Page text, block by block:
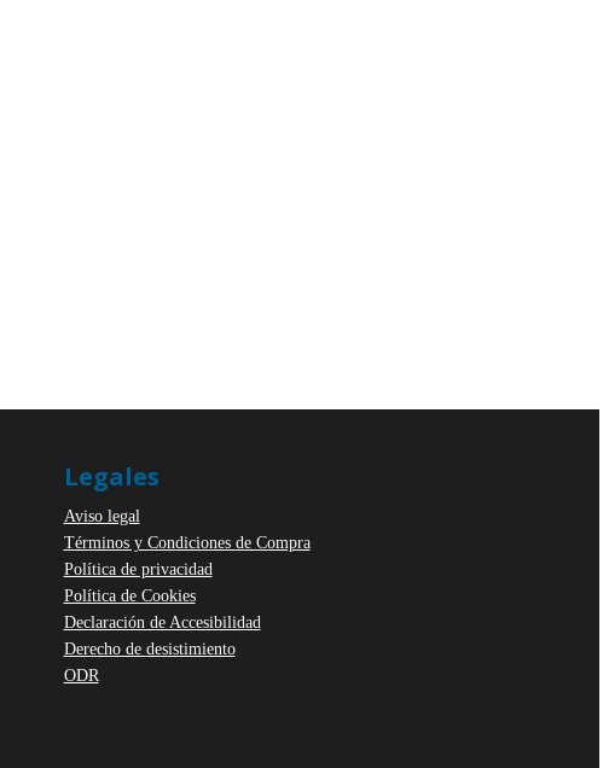
Legales
Aviso legal
Términos y Condiciones de Compra
Política de privacidad
Política de Cookies
Declaración de Accesibilidad
Derecho de desistimiento
ODR